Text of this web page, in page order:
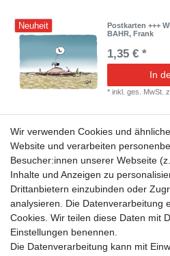
Neuheit
Postkarten +++
BAHR, Frank
1,35 € *
In
*inkl. ges. MwSt.
Neuheit
Postkarten +++
KÖPENICKER
1,35 € *
In
inkl. ges. MwSt.
Wir verwenden Cookies und
Website und verarbeiten
Besucher:innen unserer Webseite
Inhalte und Anzeigen zu
Drittanbietern einzubinden oder
analysieren. Die Datenverarbeitung
Cookies. Wir teilen diese Daten mit
Einstellungen benennen.
Die Datenverarbeitung kann mit